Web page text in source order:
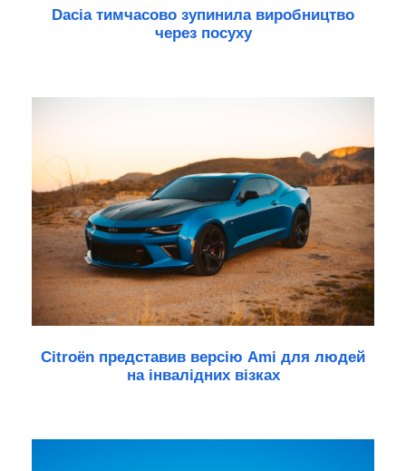
Dacia тимчасово зупинила виробництво
через посуху
Citroën представив версію Ami для людей
на інвалідних візках